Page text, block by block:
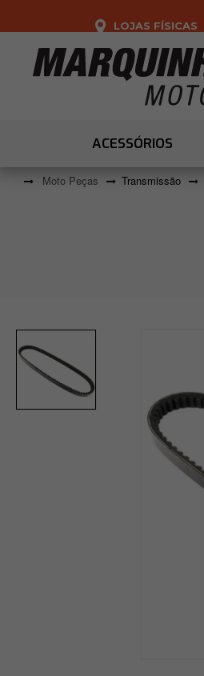
LOJAS FÍSICAS
ACESSÓRIOS
Moto Peças Transmissão